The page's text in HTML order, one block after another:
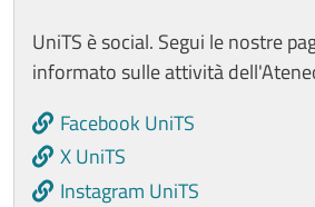
UniTS è social. Segui le nostre
informato sulle attività
Facebook UniTS
X UniTS
Instagram UniTS